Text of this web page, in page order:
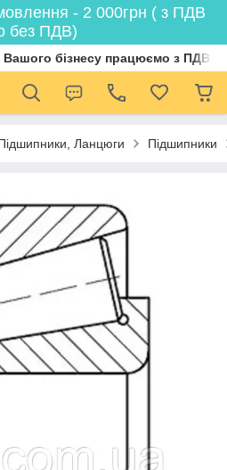
- 2 000грн ( з ПДВ
без ПДВ)
Вашого бізнесу працюємо з ПДВ
Ланцюги Підшипники